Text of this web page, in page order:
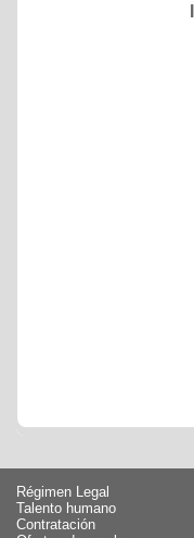
Régimen Legal
Talento humano
Contratación